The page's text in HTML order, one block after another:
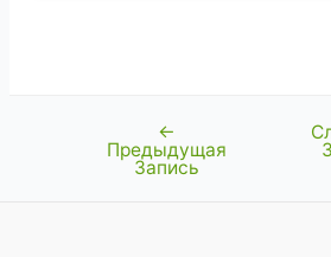
←
Предыдущая
Запись